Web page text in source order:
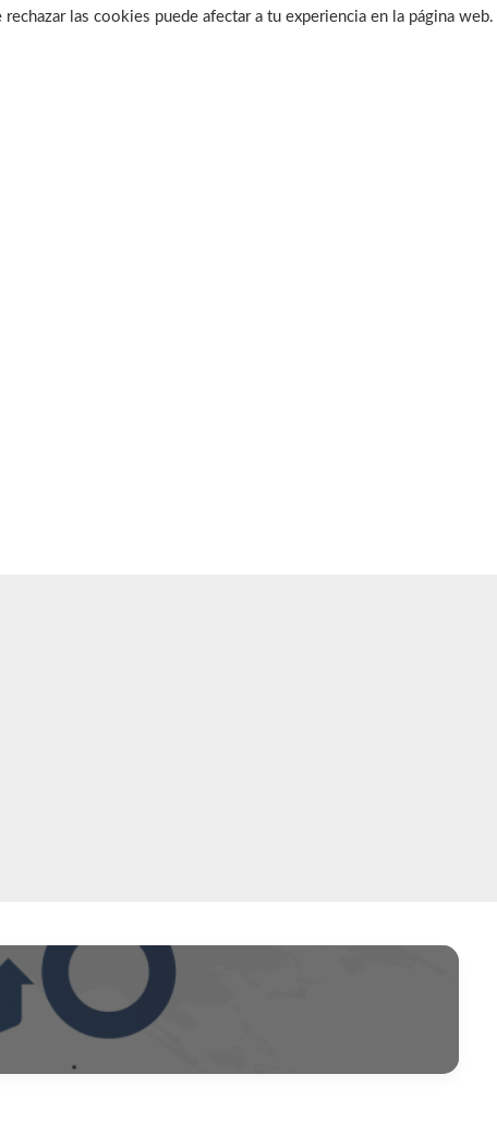
las cookies puede afectar a tu experiencia en la página web.